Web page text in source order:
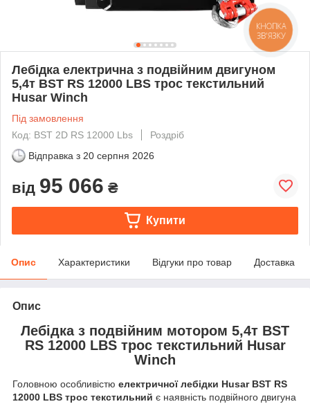
Лебідка електрична з подвійним двигуном
5,4т BST RS 12000 LBS трос текстильний
Husar Winch
Під замовлення
Код: BST 2D RS 12000 Lbs
Роздріб
Відправка з 20 серпня 2026
від 95 066 ₴
Купити
Опис Характеристики Відгуки про товар Доставка
Опис
Лебідка з подвійним мотором 5,4т BST
RS 12000 LBS трос текстильний Husar
Winch
Головною особливістю електричної лебідки Husar BST RS
12000 LBS трос текстильний є наявність подвійного двигуна
КНОПКА
ЗВ'ЯЗКУ